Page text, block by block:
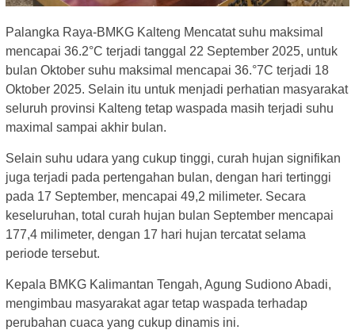
Palangka Raya-BMKG Kalteng Mencatat suhu maksimal
mencapai 36.2°C terjadi tanggal 22 September 2025, untuk
bulan Oktober suhu maksimal mencapai 36.°7C terjadi 18
Oktober 2025. Selain itu untuk menjadi perhatian masyarakat
seluruh provinsi Kalteng tetap waspada masih terjadi suhu
maximal sampai akhir bulan.
Selain suhu udara yang cukup tinggi, curah hujan signifikan
juga terjadi pada pertengahan bulan, dengan hari tertinggi
pada 17 September, mencapai 49,2 milimeter. Secara
keseluruhan, total curah hujan bulan September mencapai
177,4 milimeter, dengan 17 hari hujan tercatat selama
periode tersebut.
Kepala BMKG Kalimantan Tengah, Agung Sudiono Abadi,
mengimbau masyarakat agar tetap waspada terhadap
perubahan cuaca yang cukup dinamis ini.